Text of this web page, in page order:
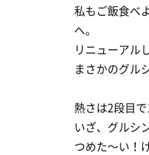
私もご飯食べ
へ。
リニューアル
まさかのグル
熱さは2段目
いざ、グルシ
つめた〜い！